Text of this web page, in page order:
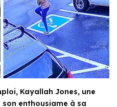
Kayallah Jones, une
enthousiame à sa